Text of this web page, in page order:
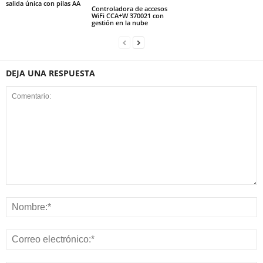
salida única con pilas AA
Controladora de accesos
WiFi CCA+W 370021 con
gestión en la nube
DEJA UNA RESPUESTA